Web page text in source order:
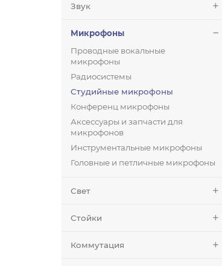
Звук
Микрофоны
Проводные вокальные
микрофоны
Радиосистемы
Студийные микрофоны
Конференц микрофоны
Аксессуары и запчасти для
микрофонов
Инструментальные микрофоны
Головные и петличные микрофоны
Свет
Стойки
Коммутация